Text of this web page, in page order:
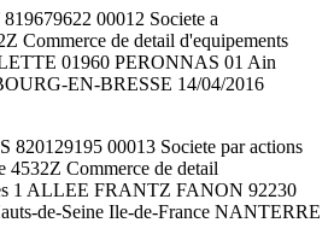
00012 Societe a
Commerce de detail d'equipements
01960 PERONNAS 01 Ain
EN-BRESSE 14/04/2016
00013 Societe par actions
4532Z Commerce de detail
1 ALLEE FRANTZ FANON 92230
de-Seine Ile-de-France NANTERRE